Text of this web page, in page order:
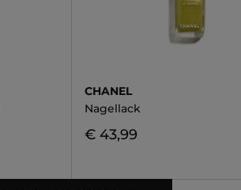
CHANEL
Nagellack
€ 43,99